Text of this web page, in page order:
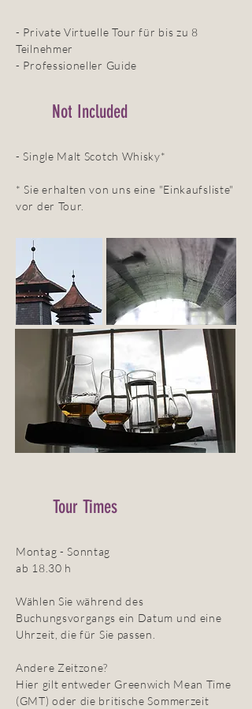
- Private Virtuelle Tour für bis zu 8
Teilnehmer
- Professioneller Guide
Not Included
- Single Malt Scotch Whisky*
* Sie erhalten von uns eine "Einkaufsliste"
vor der Tour.
Tour Times
Montag - Sonntag
ab 18.30 h
Wählen Sie während des
Buchungsvorgangs ein Datum und eine
Uhrzeit, die für Sie passen.
Andere Zeitzone?
Hier gilt entweder Greenwich Mean Time
(GMT) oder die britische Sommerzeit